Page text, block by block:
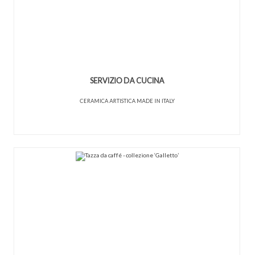
SERVIZIO DA CUCINA
CERAMICA ARTISTICA MADE IN ITALY